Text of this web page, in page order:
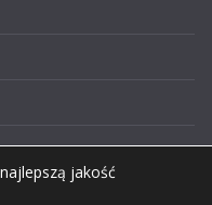
jakość